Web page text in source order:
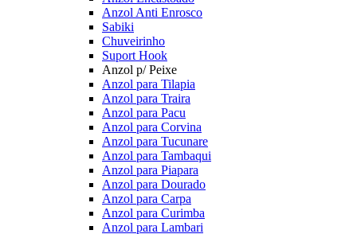
Anzol Anti Enrosco
Sabiki
Chuveirinho
Suport Hook
Anzol p/ Peixe
Anzol para Tilapia
Anzol para Traira
Anzol para Pacu
Anzol para Corvina
Anzol para Tucunare
Anzol para Tambaqui
Anzol para Piapara
Anzol para Dourado
Anzol para Carpa
Anzol para Curimba
Anzol para Lambari